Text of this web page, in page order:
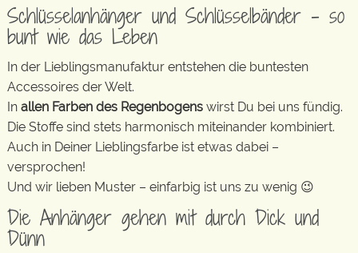
Schlüsselanhänger und Schlüsselbänder – so
bunt wie das Leben
In der Lieblingsmanufaktur entstehen die buntesten
Accessoires der Welt.
In allen Farben des Regenbogens wirst Du bei uns fündig.
Die Stoffe sind stets harmonisch miteinander kombiniert.
Auch in Deiner Lieblingsfarbe ist etwas dabei –
versprochen!
Und wir lieben Muster – einfarbig ist uns zu wenig 😉
Die Anhänger gehen mit durch Dick und
Dünn